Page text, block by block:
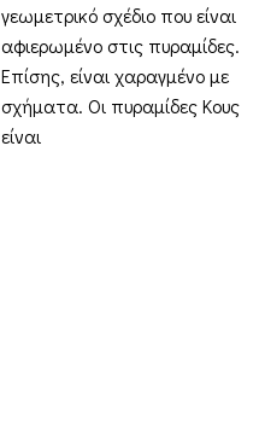
γεωμετρικό σχέδιο που είναι
αφιερωμένο στις πυραμίδες.
Επίσης, είναι χαραγμένο με
σχήματα. Οι πυραμίδες Κους
είναι